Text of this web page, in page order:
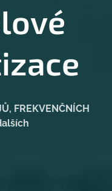
FREKVENČNÍCH